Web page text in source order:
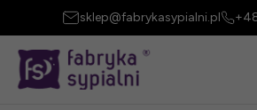
sklep@fabrykasypialni.pl